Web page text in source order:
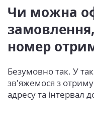
Чи можна
номер
Безумовно так. У
зв'яжемося з
адресу та інтервал